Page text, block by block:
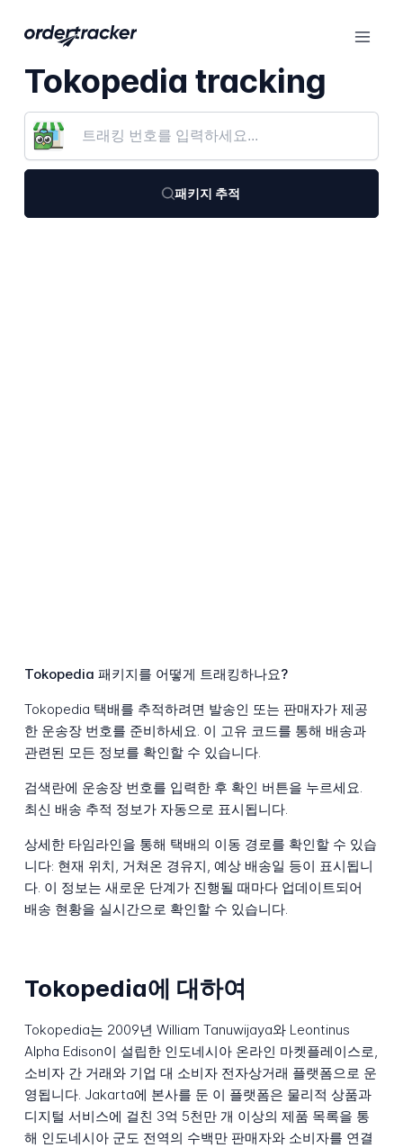
Tokopedia tracking
패키지 추적
Tokopedia 패키지를 어떻게 트래킹하나요?
Tokopedia 택배를 추적하려면 발송인 또는 판매자가 제공
한 운송장 번호를 준비하세요. 이 고유 코드를 통해 배송과
관련된 모든 정보를 확인할 수 있습니다.
검색란에 운송장 번호를 입력한 후 확인 버튼을 누르세요.
최신 배송 추적 정보가 자동으로 표시됩니다.
상세한 타임라인을 통해 택배의 이동 경로를 확인할 수 있습
니다: 현재 위치, 거쳐온 경유지, 예상 배송일 등이 표시됩니
다. 이 정보는 새로운 단계가 진행될 때마다 업데이트되어
배송 현황을 실시간으로 확인할 수 있습니다.
Tokopedia에 대하여
Tokopedia는 2009년 William Tanuwijaya와 Leontinus
Alpha Edison이 설립한 인도네시아 온라인 마켓플레이스로,
소비자 간 거래와 기업 대 소비자 전자상거래 플랫폼으로 운
영됩니다. Jakarta에 본사를 둔 이 플랫폼은 물리적 상품과
디지털 서비스에 걸친 3억 5천만 개 이상의 제품 목록을 통
해 인도네시아 군도 전역의 수백만 판매자와 소비자를 연결